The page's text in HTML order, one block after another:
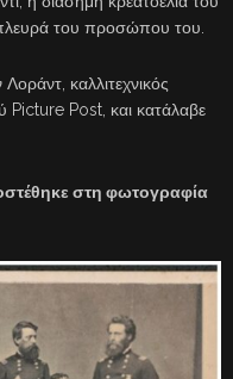
του προσώπου του.
καλλιτεχνικός
Picture Post, και κατάλαβε
στη φωτογραφία